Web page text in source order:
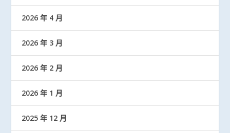
2026 年 4 月
2026 年 3 月
2026 年 2 月
2026 年 1 月
2025 年 12 月